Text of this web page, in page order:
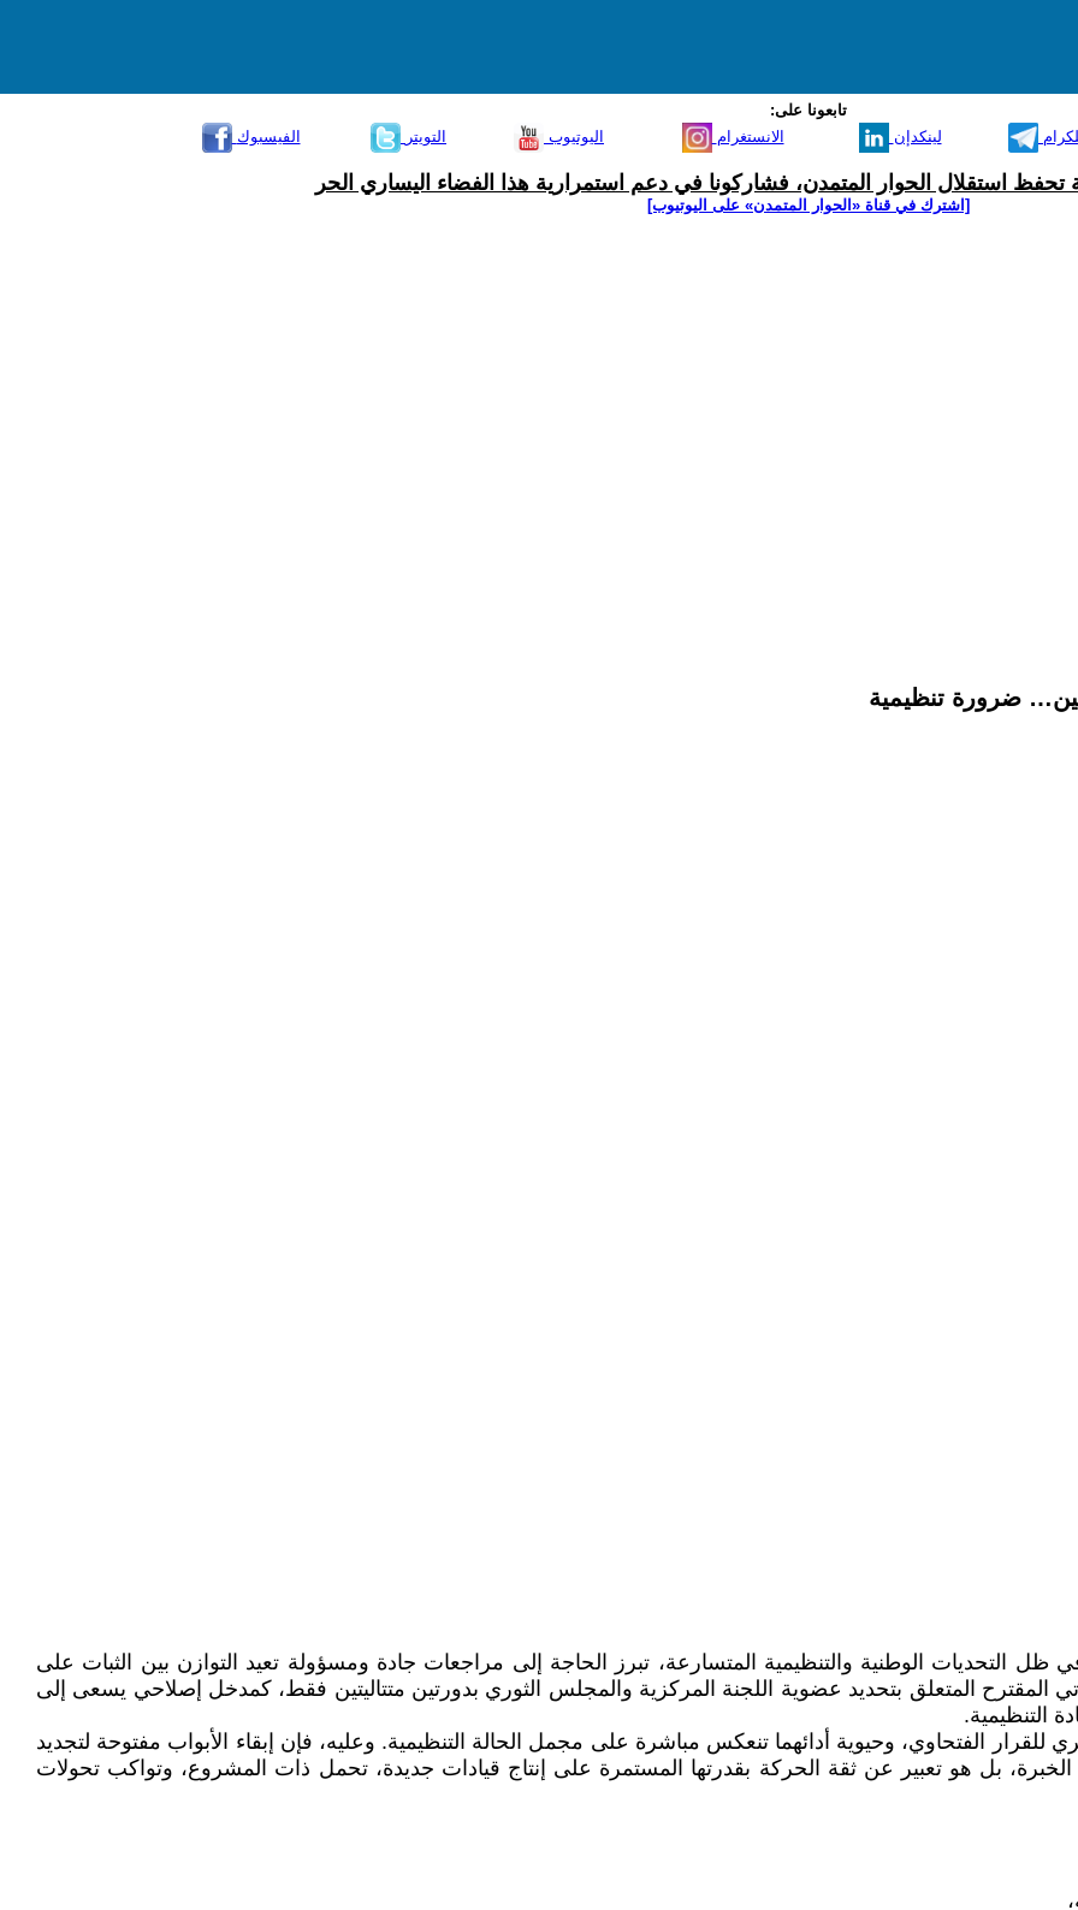
تابعونا على:
الفيسبوك
التويتر اليوتيوب الانستغرام لينكدإن
تحفظ استقلال الحوار المتمدن، فشاركونا في دعم استمرارية هذا الفضاء اليساري الحر
[اشترك في قناة ‫«الحوار المتمدن» على اليوتيوب]
ضرورة تنظيمية
التحديات الوطنية والتنظيمية المتسارعة، تبرز الحاجة إلى مراجعات جادة ومسؤولة تعيد التوازن بين الثبات على
المقترح المتعلق بتحديد عضوية اللجنة المركزية والمجلس الثوري بدورتين متتاليتين فقط، كمدخل إصلاحي يسعى إلى
التنظيمية.
للقرار الفتحاوي، وحيوية أدائهما تنعكس مباشرة على مجمل الحالة التنظيمية. وعليه، فإن إبقاء الأبواب مفتوحة لتجديد
بل هو تعبير عن ثقة الحركة بقدرتها المستمرة على إنتاج قيادات جديدة، تحمل ذات المشروع، وتواكب تحولات